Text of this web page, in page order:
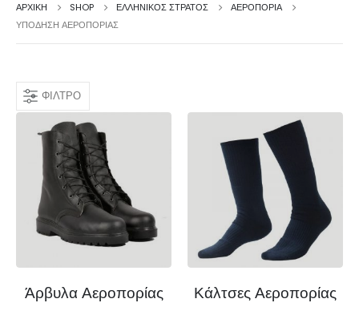
ΑΡΧΙΚΉ SHOP ΕΛΛΗΝΙΚΟΣ ΣΤΡΑΤΟΣ
ΑΕΡΟΠΟΡΙΑ
ΥΠΌΔΗΣΗ ΑΕΡΟΠΟΡΊΑΣ
ΦΊΛΤΡΟ
Άρβυλα Αεροπορίας Κάλτσες Αεροπορίας